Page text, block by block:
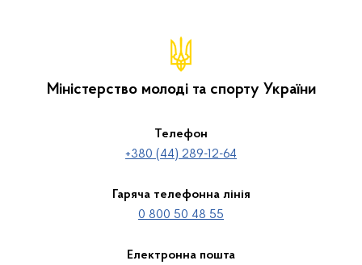
Міністерство молоді та спорту України
Телефон
+380 (44) 289-12-64
Гаряча телефонна лінія
0 800 50 48 55
Електронна пошта